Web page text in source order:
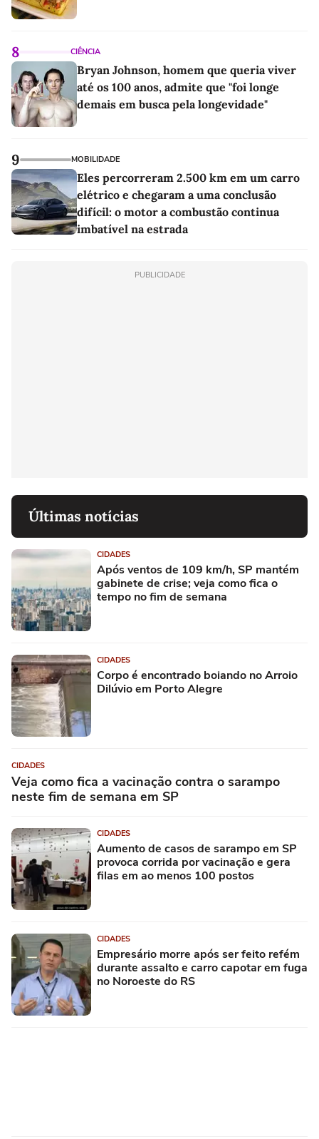
8 CIÊNCIA
Bryan Johnson, homem que queria viver
até os 100 anos, admite que "foi longe
demais em busca pela longevidade"
9 MOBILIDADE
Eles percorreram 2.500 km em um carro
elétrico e chegaram a uma conclusão
difícil: o motor a combustão continua
imbatível na estrada
PUBLICIDADE
Últimas notícias
CIDADES
Após ventos de 109 km/h, SP mantém
gabinete de crise; veja como fica o
tempo no fim de semana
CIDADES
Corpo é encontrado boiando no Arroio
Dilúvio em Porto Alegre
CIDADES
Veja como fica a vacinação contra o sarampo
neste fim de semana em SP
CIDADES
Aumento de casos de sarampo em SP
provoca corrida por vacinação e gera
filas em ao menos 100 postos
CIDADES
Empresário morre após ser feito refém
durante assalto e carro capotar em fuga
no Noroeste do RS